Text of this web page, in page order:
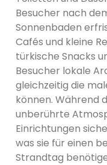
Besucher nach
Sonnenbaden
Cafés und kleine
türkische Snacks
Besucher lokale
gleichzeitig die
können. Während
unberührte
Einrichtungen
was sie für einen
Strandtag